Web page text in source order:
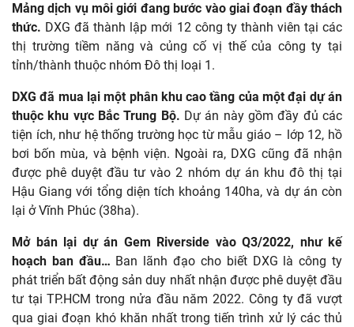
Mảng dịch vụ môi giới đang bước vào giai đoạn đầy thách
thức. DXG đã thành lập mới 12 công ty thành viên tại các
thị trường tiềm năng và củng cố vị thế của công ty tại
tỉnh/thành thuộc nhóm Đô thị loại 1.
DXG đã mua lại một phân khu cao tầng của một đại dự án
thuộc khu vực Bắc Trung Bộ. Dự án này gồm đầy đủ các
tiện ích, như hệ thống trường học từ mẫu giáo – lớp 12, hồ
bơi bốn mùa, và bệnh viện. Ngoài ra, DXG cũng đã nhận
được phê duyệt đầu tư vào 2 nhóm dự án khu đô thị tại
Hậu Giang với tổng diện tích khoảng 140ha, và dự án còn
lại ở Vĩnh Phúc (38ha).
Mở bán lại dự án Gem Riverside vào Q3/2022, như kế
hoạch ban đầu… Ban lãnh đạo cho biết DXG là công ty
phát triển bất động sản duy nhất nhận được phê duyệt đầu
tư tại TP.HCM trong nửa đầu năm 2022. Công ty đã vượt
qua giai đoạn khó khăn nhất trong tiến trình xử lý các thủ